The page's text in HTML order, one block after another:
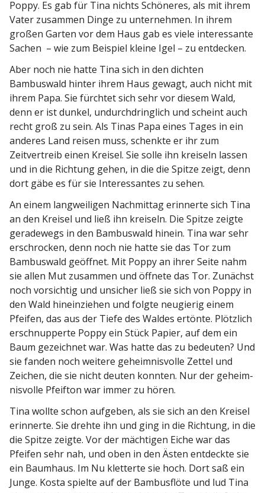
Poppy. Es gab für Tina nichts Schöneres, als mit ihrem
Vater zusammen Dinge zu unter­nehmen. In ihrem
großen Garten vor dem Haus gab es viele inter­es­sante
Sachen – wie zum Beispiel kleine Igel – zu entdecken.
Aber noch nie hatte Tina sich in den dichten
Bambuswald hinter ihrem Haus gewagt, auch nicht mit
ihrem Papa. Sie fürchtet sich sehr vor diesem Wald,
denn er ist dunkel, undurch­dringlich und scheint auch
recht groß zu sein. Als Tinas Papa eines Tages in ein
anderes Land reisen muss, schenkte er ihr zum
Zeitver­treib einen Kreisel. Sie solle ihn kreiseln lassen
und in die Richtung gehen, in die die Spitze zeigt, denn
dort gäbe es für sie Inter­es­santes zu sehen.
An einem langwei­ligen Nachmittag erinnerte sich Tina
an den Kreisel und ließ ihn kreiseln. Die Spitze zeigte
geradewegs in den Bambuswald hinein. Tina war sehr
erschrocken, denn noch nie hatte sie das Tor zum
Bambuswald geöffnet. Mit Poppy an ihrer Seite nahm
sie allen Mut zusammen und öffnete das Tor. Zunächst
noch vorsichtig und unsicher ließ sie sich von Poppy in
den Wald hinein­ziehen und folgte neugierig einem
Pfeifen, das aus der Tiefe des Waldes ertönte. Plötzlich
erschnup­perte Poppy ein Stück Papier, auf dem ein
Baum gezeichnet war. Was hatte das zu bedeuten? Und
sie fanden noch weitere geheim­nis­volle Zettel und
Zeichen, die sie nicht deuten konnten. Nur der geheim­
nis­volle Pfeifton war immer zu hören.
Tina wollte schon aufgeben, als sie sich an den Kreisel
erinnerte. Sie drehte ihn und ging in die Richtung, in die
die Spitze zeigte. Vor der mächtigen Eiche war das
Pfeifen sehr nah, und oben in den Ästen entdeckte sie
ein Baumhaus. Im Nu kletterte sie hoch. Dort saß ein
Junge. Kosta spielte auf der Bambus­flöte und lud Tina